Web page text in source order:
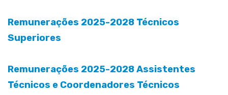
Remunerações 2025-2028 Técnicos
Superiores
Remunerações 2025-2028 Assistentes
Técnicos e Coordenadores Técnicos